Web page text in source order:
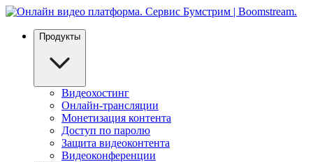
Продукты
Видеохостинг
Онлайн-трансляции
Монетизация контента
Доступ по паролю
Защита видеоконтента
Видеоконференции